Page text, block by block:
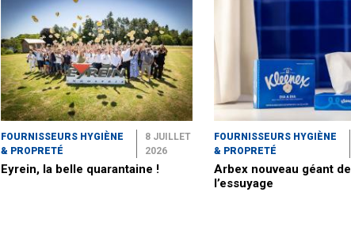
FOURNISSEURS HYGIÈNE
& PROPRETÉ
8 JUILLET
2026
Eyrein, la belle quarantaine !
FOURNISSEURS HYGIÈNE
& PROPRETÉ
Arbex nouveau géant de
l’essuyage